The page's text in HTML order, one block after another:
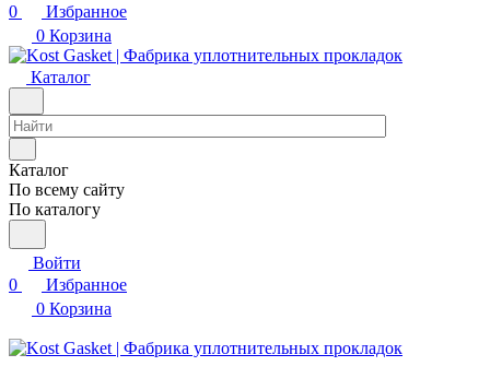
0
Избранное
0 Корзина
Каталог
Каталог
По всему сайту
По каталогу
Войти
0
Избранное
0 Корзина